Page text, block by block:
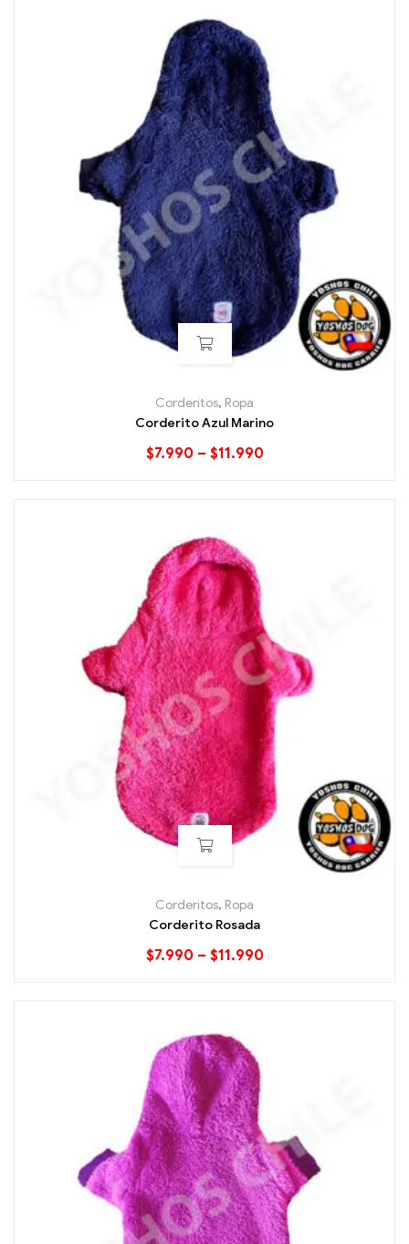
Corderitos, Ropa
Corderito Azul Marino
$7.990 – $11.990
Corderitos, Ropa
Corderito Rosada
$7.990 – $11.990